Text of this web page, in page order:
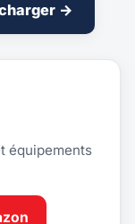
→
équipements